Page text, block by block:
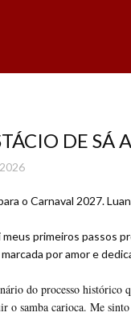
DE SÁ
o Carnaval 2027.
primeiros passos
por amor e
do processo histórico
samba carioca. Me